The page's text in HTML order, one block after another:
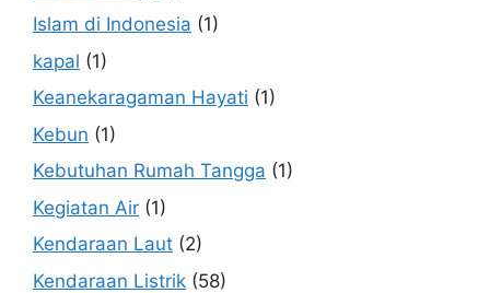
Islam di Indonesia (1)
kapal (1)
Keanekaragaman Hayati (1)
Kebun (1)
Kebutuhan Rumah Tangga (1)
Kegiatan Air (1)
Kendaraan Laut (2)
Kendaraan Listrik (58)